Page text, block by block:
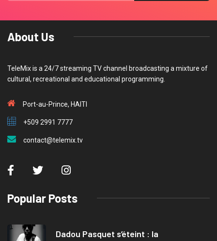
About Us
TeleMix is a 24/7 streaming TV channel broadcasting a mixture of
cultural, recreational and educational programming.
Port-au-Prince, HAITI
+509 2991 7777
contact@telemix.tv
Popular Posts
Dadou Pasquet s’éteint : la